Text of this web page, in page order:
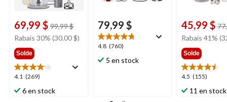
69,99 $ 99,99 $prix
était
Rabais 30% (30.00 $)
Solde
4.1 (269)
4.1
étoile(s)
sur
6 en stock
79,99 $
4.8 (760)
4.8
étoile(s)
sur
5 en stock
45,99 $
Rabais 41%
Solde
4.5 (155)
4.5
étoile(s)
sur
11 en stock